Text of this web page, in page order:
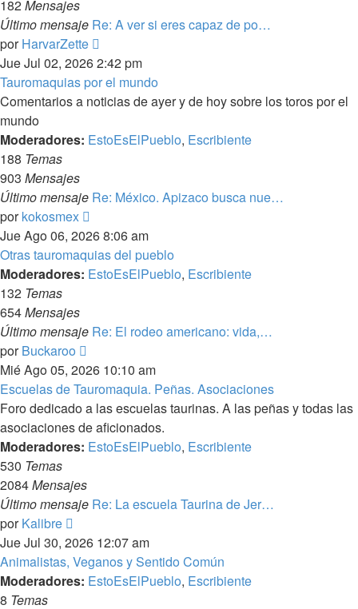
182Mensajes
Último mensaje Re: A ver si eres capaz de po…
porHarvarZette
último
mensaje
Jue Jul 02, 2026 2:42 pm
Tauromaquias por el mundo
Comentarios a noticias de ayer y de hoy sobre los toros por el
mundo
Moderadores: EstoEsElPueblo, Escribiente
188 Temas
903 Mensajes
Último mensaje Re: México. Apizaco busca nue…
porkokosmex
último
mensaje
Jue Ago 06, 2026 8:06 am
Otras tauromaquias del pueblo
Moderadores: EstoEsElPueblo, Escribiente
132 Temas
654Mensajes
Último mensaje Re: El rodeo americano: vida,…
porBuckaroo
último
mensaje
Mié Ago 05, 2026 10:10 am
Escuelas de Tauromaquia. Peñas. Asociaciones
Foro dedicado a las escuelas taurinas. A las peñas y todas las
asociaciones de aficionados.
Moderadores: EstoEsElPueblo, Escribiente
530 Temas
2084Mensajes
Último mensaje Re: La escuela Taurina de Jer…
porKalibre
último
mensaje
Jue Jul 30, 2026 12:07 am
Animalistas, Veganos y Sentido Común
Moderadores: EstoEsElPueblo, Escribiente
8 Temas